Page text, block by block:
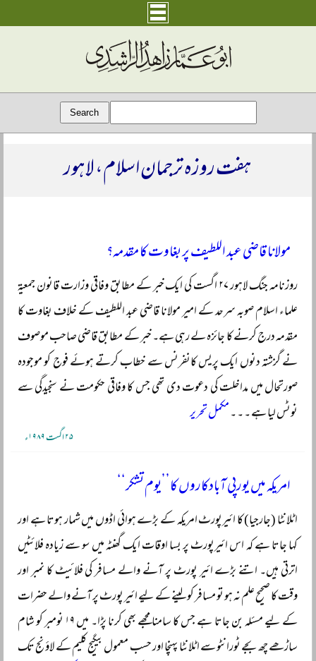
ہفت روزہ ترجمان اسلام، لاہور
مولانا قاضی عبد اللطیف پر بغاوت کا مقدمہ؟
روزنامہ جنگ لاہور ۲۷ اگست کی ایک خبر کے مطابق وفاقی وزارت قانون جمعیۃ
علماء اسلام صوبہ سرحد کے امیر مولانا قاضی عبد اللطیف کے خلاف بغاوت کا
مقدمہ درج کرنے کا جائزہ لے رہی ہے۔ خبر کے مطابق قاضی صاحب موصوف
نے گزشتہ دنوں ایک پریس کانفرنس سے خطاب کرتے ہوئے فوج کو موجودہ
صورتحال میں مداخلت کی دعوت دی تھی جس کا وفاقی حکومت نے سنجیدگی سے
نوٹس لیا ہے ۔ ۔ ۔ مکمل تحریر
۲۵ اگست ۱۹۸۹ء
امریکہ میں یورپی آبادکاروں کا’’یوم تشکر‘‘
اٹلانٹا (جارجیا) کا ائیرپورٹ امریکہ کے بڑے ہوائی اڈوں میں شمار ہوتا ہے اور
کہا جاتا ہے کہ اس ائیرپورٹ پر بسا اوقات ایک گھنٹہ میں سو سے زیادہ فلائٹیں
اترتی ہیں۔ اتنے بڑے ائیر پورٹ پر آنے والے مسافر کی فلائیٹ کا نمبر اور
وقت کا صحیح علم نہ ہو تو مسافر کو لینے کے لیے ائیر پورٹ پر آنے والے حضرات
کے لیے مسئلہ بن جاتا ہے جس کا سامنا مجھے بھی کرنا پڑا۔ میں ۱۹ نومبر کو شام
ساڑھے چھ بجے ٹورانٹو سے اٹلانٹا پہنچا اور حسب معمول بیگیج کلیم کے لاؤنج تک